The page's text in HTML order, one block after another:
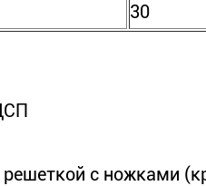
30
решеткой с ножками